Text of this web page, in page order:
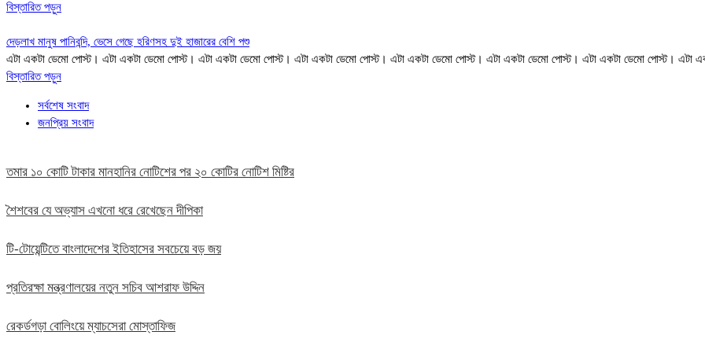
বিস্তারিত পড়ুন
দেড়লাখ মানুষ পানিবন্দি, ভেসে গেছে হরিণসহ দুই হাজারের বেশি পশু
এটা একটা ডেমো পোস্ট। এটা একটা ডেমো পোস্ট। এটা একটা ডেমো পোস্ট। এটা একটা ডেমো পোস্ট। এটা একটা ডেমো পোস্ট। এটা একটা ডেমো পোস্ট। এটা একটা ডেমো পোস্ট। এটা
বিস্তারিত পড়ুন
সর্বশেষ সংবাদ
জনপ্রিয় সংবাদ
তমার ১০ কোটি টাকার মানহানির নোটিশের পর ২০ কোটির নোটিশ মিষ্টির
শৈশবের যে অভ্যাস এখনো ধরে রেখেছেন দীপিকা
টি-টোয়েন্টিতে বাংলাদেশের ইতিহাসের সবচেয়ে বড় জয়
প্রতিরক্ষা মন্ত্রণালয়ের নতুন সচিব আশরাফ উদ্দিন
রেকর্ডগড়া বোলিংয়ে ম্যাচসেরা মোস্তাফিজ